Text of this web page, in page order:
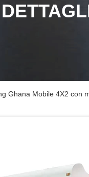
Ghana Mobile 4X2 con